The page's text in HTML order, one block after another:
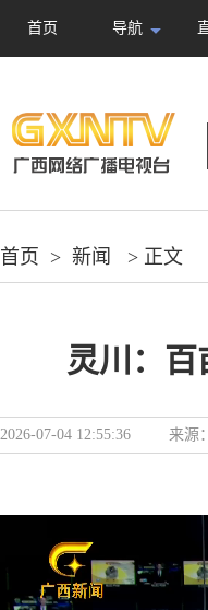
首页 导航
首页 > 新闻 > 正文
灵川：
2026-07-04 12:55:36 来源：